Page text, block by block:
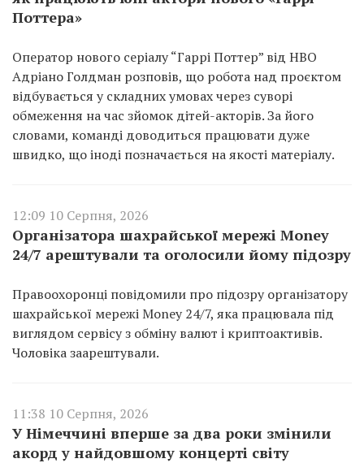
Поттера»
Оператор нового серіалу “Гаррі Поттер” від HBO
Адріано Голдман розповів, що робота над проєктом
відбувається у складних умовах через суворі
обмеження на час зйомок дітей-акторів. За його
словами, команді доводиться працювати дуже
швидко, що іноді позначається на якості матеріалу.
12:09 10 Серпня, 2026
Організатора шахрайської мережі Money
24/7 арештували та оголосили йому підозру
Правоохоронці повідомили про підозру організатору
шахрайської мережі Money 24/7, яка працювала під
виглядом сервісу з обміну валют і криптоактивів.
Чоловіка заарештували.
11:38 10 Серпня, 2026
У Німеччині вперше за два роки змінили
акорд у найдовшому концерті світу